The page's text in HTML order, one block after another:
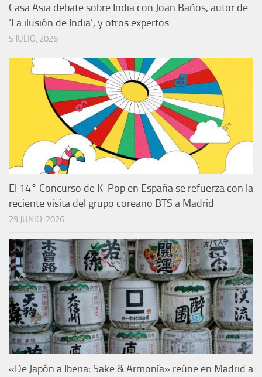
Casa Asia debate sobre India con Joan Baños, autor de
‘La ilusión de India’, y otros expertos
5 JULIO, 2026
El 14° Concurso de K-Pop en España se refuerza con la
reciente visita del grupo coreano BTS a Madrid
29 JUNIO, 2026
«De Japón a Iberia: Sake & Armonía» reúne en Madrid a